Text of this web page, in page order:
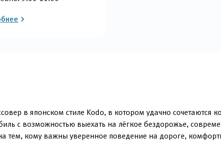
в японском стиле Kodo, в котором удачно сочетаются
с возможностью выехать на лёгкое бездорожье,
тем, кому важны уверенное поведение на дороге,